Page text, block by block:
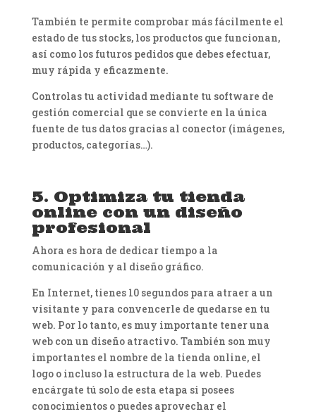
También te permite comprobar más fácilmente el
estado de tus stocks, los productos que funcionan,
así como los futuros pedidos que debes efectuar,
muy rápida y eficazmente.
Controlas tu actividad mediante tu software de
gestión comercial que se convierte en la única
fuente de tus datos gracias al conector (imágenes,
productos, categorías…).
5. Optimiza tu tienda
online con un diseño
profesional
Ahora es hora de dedicar tiempo a la
comunicación y al diseño gráfico.
En Internet, tienes 10 segundos para atraer a un
visitante y para convencerle de quedarse en tu
web. Por lo tanto, es muy importante tener una
web con un diseño atractivo. También son muy
importantes el nombre de la tienda online, el
logo o incluso la estructura de la web. Puedes
encárgate tú solo de esta etapa si posees
conocimientos o puedes aprovechar el